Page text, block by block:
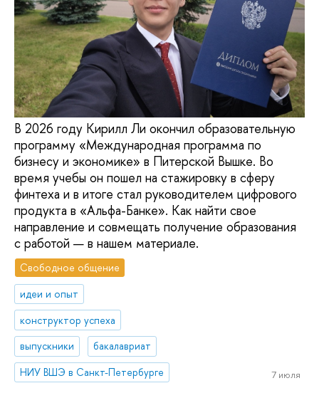
В 2026 году Кирилл Ли окончил образовательную
программу «Международная программа по
бизнесу и экономике» в Питерской Вышке. Во
время учебы он пошел на стажировку в сферу
финтеха и в итоге стал руководителем цифрового
продукта в «Альфа-Банке». Как найти свое
направление и совмещать получение образования
с работой — в нашем материале.
Свободное общение
идеи и опыт
конструктор успеха
выпускники
бакалавриат
НИУ ВШЭ в Санкт-Петербурге
7 июля